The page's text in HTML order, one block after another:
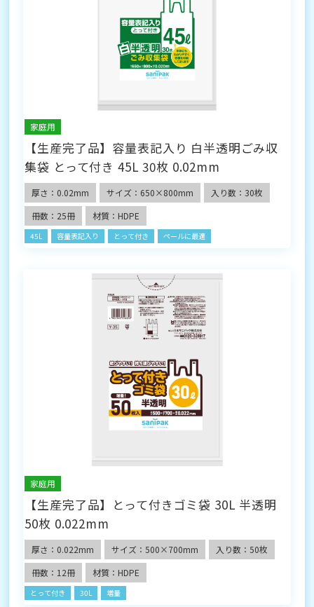
家庭用
【生産完了品】容量表記入り 白半透明ごみ収
集袋 とって付き 45L 30枚 0.02mm
厚さ：0.02mm サイズ：650×800mm
入り数：30枚
冊数：25冊
材質：HDPE
45L 容量表記入り とって付き ペールに最適
家庭用
【生産完了品】とって付きゴミ袋 30L 半透明
50枚 0.022mm
厚さ：0.022mm サイズ：500×700mm
入り数：50枚
冊数：12冊
材質：HDPE
とって付き 30L 増量